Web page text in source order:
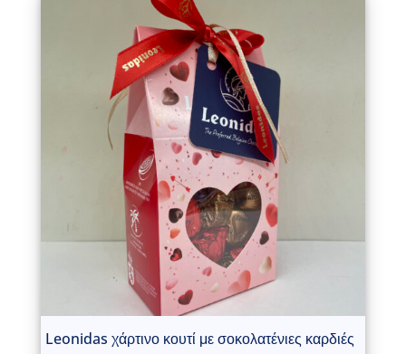
Leonidas χάρτινο κουτί με σοκολατένιες καρδιές